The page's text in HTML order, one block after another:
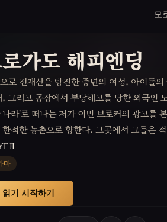
모
가도 해피엔딩
로 전재산을 탕진한 중년의 여성, 아이돌
그리고 공장에서 부당해고를 당한 외국인
나라'로 떠나는 저가 이민 브로커의 광고를
한적한 농촌으로 향한다. 그곳에서 그들은
로운 삶을 시작한다. 그리고 행복은 생각
마
읽기 시작하기